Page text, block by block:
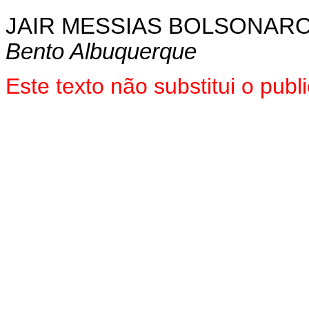
JAIR MESSIAS
Bento Albuquerque
Este texto não substitui o